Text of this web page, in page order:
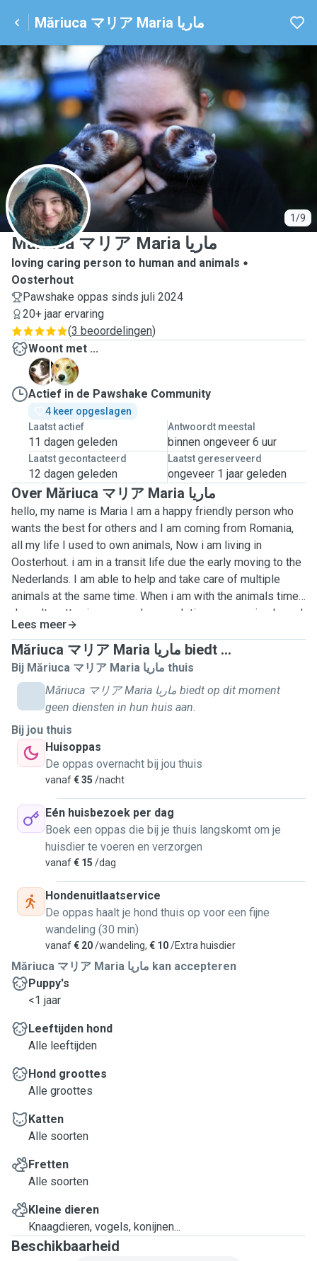
Măriuca マリア Maria ماریا
1/9
M
Măriuca マリア Maria ماریا
loving caring person to human and animals
Oosterhout
Pawshake oppas sinds juli 2024
20+ jaar ervaring
(3 beoordelingen)
Woont met ...
K
R
Actief in de Pawshake Community
4 keer opgeslagen
Laatst actief
11 dagen geleden
Antwoordt meestal
binnen ongeveer 6 uur
Laatst gecontacteerd
12 dagen geleden
Laatst gereserveerd
ongeveer 1 jaar geleden
Over Măriuca マリア Maria ماریا
hello, my name is Maria I am a happy friendly person who
wants the best for others and I am coming from Romania,
all my life I used to own animals, Now i am living in
Oosterhout. i am in a transit life due the early moving to the
Nederlands. I am able to help and take care of multiple
animals at the same time. When i am with the animals time
doesn't matter, i can spend as much time as an animal need
( feed, groom, afection, play time, treatment if is under
treatment, that means administrating pills, injection's under
skin, intramuscularly and intravenously as well). At the
moment I can only help somebody with his animals only at
their place. In Romania I had study veterinary medicine for a
period of 3 years, but unfortunately I didn't finish my
studies, even so I usded to do voluntering for animal
shelters and work for 5 years in a veterinary clinic, I can do
veterinary procedures in case of an under treatment animal.
I would like very much to help animals and make them feel
good and happy, I hope I will meet many new fluffy friends!
Lees meer
Măriuca マリア Maria ماریا biedt ...
Bij Măriuca マリア Maria ماریا thuis
Măriuca マリア Maria ماریا biedt op dit moment
geen diensten in hun huis aan.
Bij jou thuis
Huisoppas
De oppas overnacht bij jou thuis
vanaf€ 35 /nacht
Eén huisbezoek per dag
Boek een oppas die bij je thuis langskomt om je
huisdier te voeren en verzorgen
vanaf€ 15 /dag
Hondenuitlaatservice
De oppas haalt je hond thuis op voor een fijne
wandeling (30 min)
vanaf€ 20/wandeling, € 10/Extra huisdier
Măriuca マリア Maria ماریا kan accepteren
Puppy's
<1 jaar
Leeftijden hond
Alle leeftijden
Hond groottes
Alle groottes
Katten
Alle soorten
Fretten
Alle soorten
Kleine dieren
Knaagdieren, vogels, konijnen...
Beschikbaarheid